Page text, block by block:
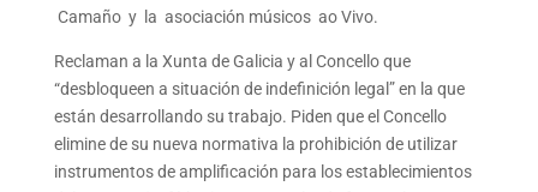
Camaño y la asociación músicos ao Vivo.
Reclaman a la Xunta de Galicia y al Concello que
“desbloqueen a situación de indefinición legal” en la que
están desarrollando su trabajo. Piden que el Concello
elimine de su nueva normativa la prohibición de utilizar
instrumentos de amplificación para los establecimientos